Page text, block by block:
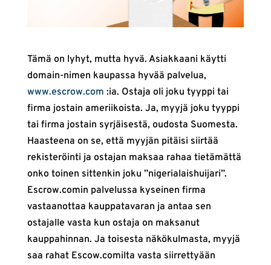
Tämä on lyhyt, mutta hyvä. Asiakkaani käytti
domain-nimen kaupassa hyvää palvelua,
www.escrow.com :ia. Ostaja oli joku tyyppi tai
firma jostain ameriikoista. Ja, myyjä joku tyyppi
tai firma jostain syrjäisestä, oudosta Suomesta.
Haasteena on se, että myyjän pitäisi siirtää
rekisteröinti ja ostajan maksaa rahaa tietämättä
onko toinen sittenkin joku ”nigerialaishuijari”.
Escrow.comin palvelussa kyseinen firma
vastaanottaa kauppatavaran ja antaa sen
ostajalle vasta kun ostaja on maksanut
kauppahinnan. Ja toisesta näkökulmasta, myyjä
saa rahat Escow.comilta vasta siirrettyään